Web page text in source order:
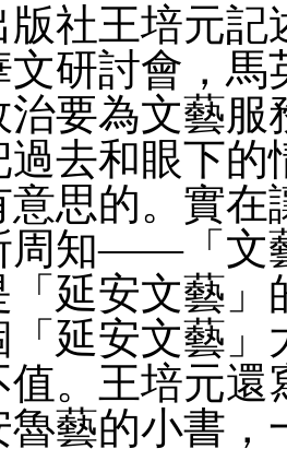
版社王培元記
文研討會，馬
治要為文藝服
過去和眼下的
思的。實在
周知——「文
「延安文藝」
延安文藝」
值。王培元還
藝的小書，